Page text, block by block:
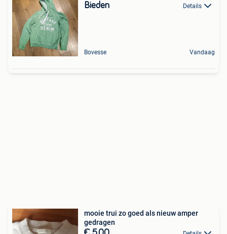
Bieden Details
Bovesse Vandaag
mooie trui zo goed als nieuw amper
gedragen